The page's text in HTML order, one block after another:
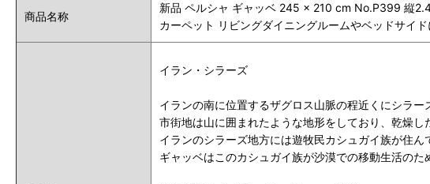
商品名称
新品 ペルシャ ギャッベ 245 × 210 cm No.P399 縦
カーペット リビングダイニングルームやベッドサ
イラン・シラーズ
イランの南に位置するザグロス山脈の程近くにシラー
市街地は山に囲まれたような地形をしており、乾燥し
イランのシラーズ地方には遊牧民カシュガイ族が住ん
ギャッベはこのカシュガイ族が沙漠での移動生活の